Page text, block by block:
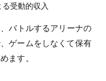
受動的収入
バトルするアリーナの
ゲームをしなくて保有
ます。